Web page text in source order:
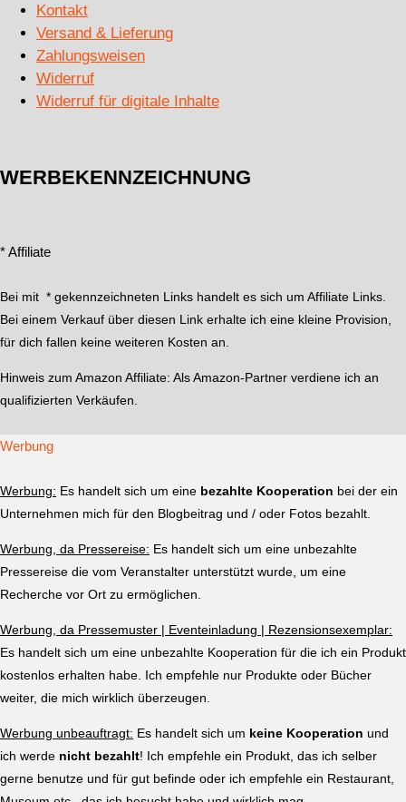
Kontakt
Versand & Lieferung
Zahlungsweisen
Widerruf
Widerruf für digitale Inhalte
WERBEKENNZEICHNUNG
* Affiliate
Bei mit * gekennzeichneten Links handelt es sich um Affiliate Links.
Bei einem Verkauf über diesen Link erhalte ich eine kleine Provision,
für dich fallen keine weiteren Kosten an.
Hinweis zum Amazon Affiliate: Als Amazon-Partner verdiene ich an
qualifizierten Verkäufen.
Werbung
Werbung: Es handelt sich um eine bezahlte Kooperation bei der ein
Unternehmen mich für den Blogbeitrag und / oder Fotos bezahlt.
Werbung, da Pressereise: Es handelt sich um eine unbezahlte
Pressereise die vom Veranstalter unterstützt wurde, um eine
Recherche vor Ort zu ermöglichen.
Werbung, da Pressemuster | Eventeinladung | Rezensionsexemplar:
Es handelt sich um eine unbezahlte Kooperation für die ich ein Produkt
kostenlos erhalten habe. Ich empfehle nur Produkte oder Bücher
weiter, die mich wirklich überzeugen.
Werbung unbeauftragt: Es handelt sich um keine Kooperation und
ich werde nicht bezahlt! Ich empfehle ein Produkt, das ich selber
gerne benutze und für gut befinde oder ich empfehle ein Restaurant,